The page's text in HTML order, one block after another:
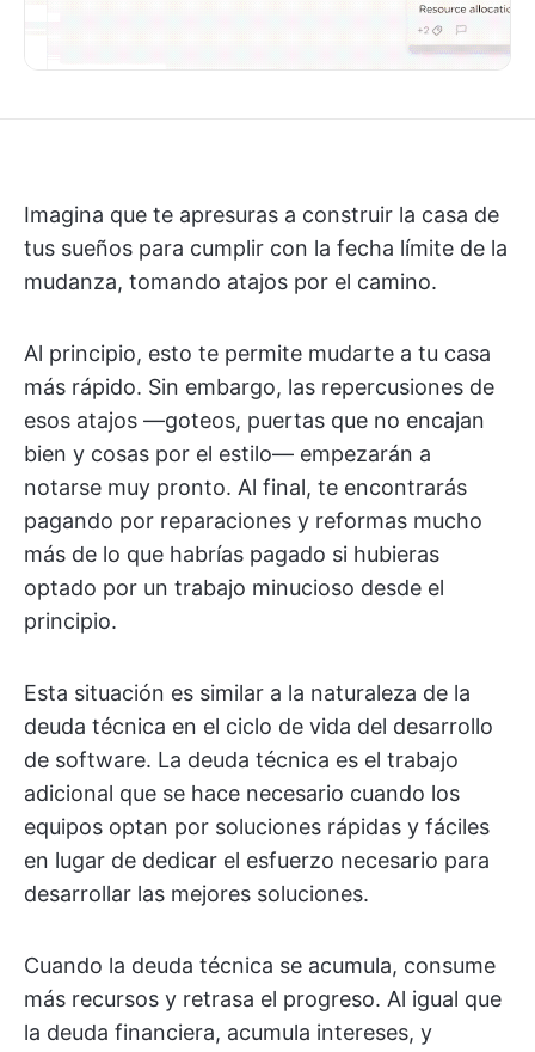
Imagina que te apresuras a construir la casa de
tus sueños para cumplir con la fecha límite de la
mudanza, tomando atajos por el camino.
Al principio, esto te permite mudarte a tu casa
más rápido. Sin embargo, las repercusiones de
esos atajos —goteos, puertas que no encajan
bien y cosas por el estilo— empezarán a
notarse muy pronto. Al final, te encontrarás
pagando por reparaciones y reformas mucho
más de lo que habrías pagado si hubieras
optado por un trabajo minucioso desde el
principio.
Esta situación es similar a la naturaleza de la
deuda técnica en el ciclo de vida del desarrollo
de software. La deuda técnica es el trabajo
adicional que se hace necesario cuando los
equipos optan por soluciones rápidas y fáciles
en lugar de dedicar el esfuerzo necesario para
desarrollar las mejores soluciones.
Cuando la deuda técnica se acumula, consume
más recursos y retrasa el progreso. Al igual que
la deuda financiera, acumula intereses, y